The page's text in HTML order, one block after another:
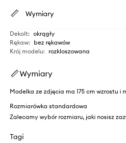
Wymiary
Dekolt: okrągły
Rękaw: bez rękawów
Krój modelu: rozkloszowana
Wymiary
Modelka ze zdjęcia ma 175 cm wzrostu i
Rozmiarówka standardowa
Zalecamy wybór rozmiaru, jaki nosisz
Tagi